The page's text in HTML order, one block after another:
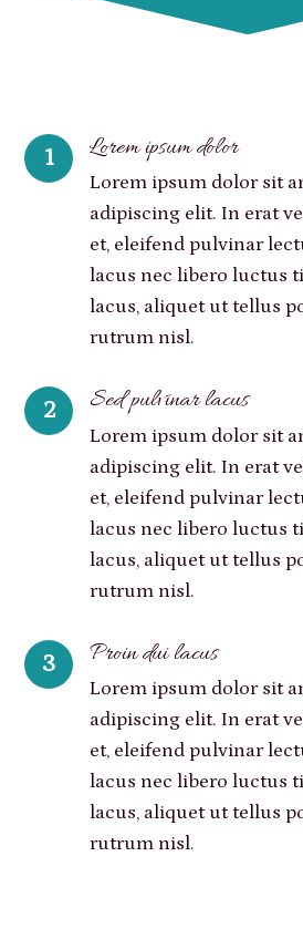
1 Lorem ipsum dolor
Lorem ipsum dolor sit
adipiscing elit. In erat
et, eleifend pulvinar
lacus nec libero luctus
lacus, aliquet ut tellus
rutrum nisl.
2 Sed pulvinar lacus
Lorem ipsum dolor sit
adipiscing elit. In erat
et, eleifend pulvinar
lacus nec libero luctus
lacus, aliquet ut tellus
rutrum nisl.
3 Proin dui lacus
Lorem ipsum dolor sit
adipiscing elit. In erat
et, eleifend pulvinar
lacus nec libero luctus
lacus, aliquet ut tellus
rutrum nisl.